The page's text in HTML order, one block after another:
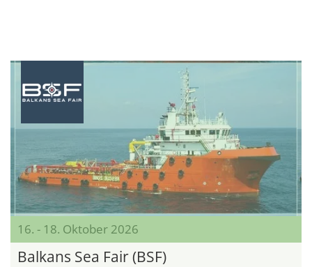
16. - 18. Oktober 2026
Balkans Sea Fair (BSF)